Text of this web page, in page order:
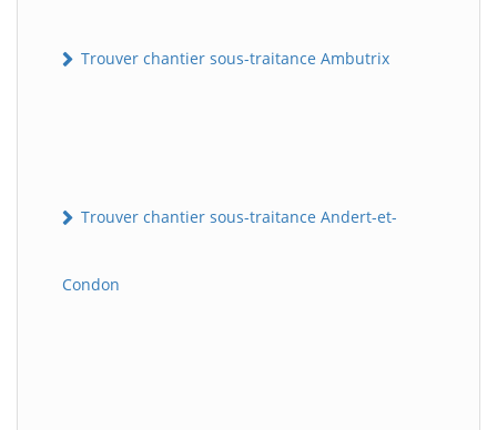
Trouver chantier sous-traitance Ambutrix
Trouver chantier sous-traitance Andert-et-
Condon